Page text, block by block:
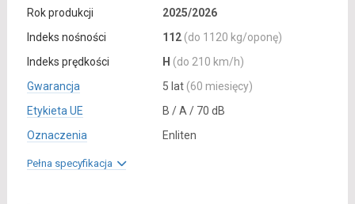
Rok produkcji
2025/2026
Indeks nośności
112 (do 1120 kg/oponę)
Indeks prędkości
H (do 210 km/h)
Gwarancja
5 lat (60 miesięcy)
Etykieta UE
B / A / 70 dB
Oznaczenia
Enliten
Pełna specyfikacja